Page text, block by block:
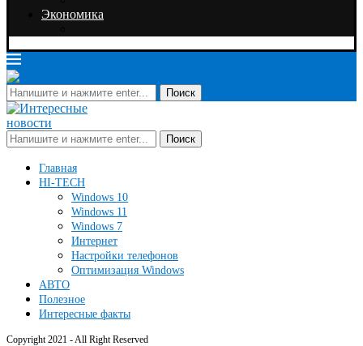
Экономика
Поиск
Поиск
Главная
HI-TECH
Windows 10
Windows 11
Windows 7
Интернет
Настройки телефонов
Оптимизация Windows
АВТО
Полезное
Интересные факты
Copyright 2021 - All Right Reserved